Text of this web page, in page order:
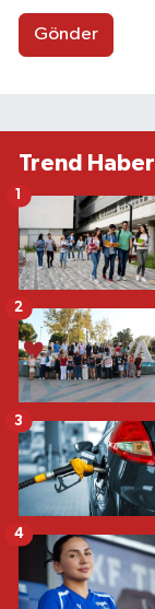
Gönder
Trend
1
2
3
4